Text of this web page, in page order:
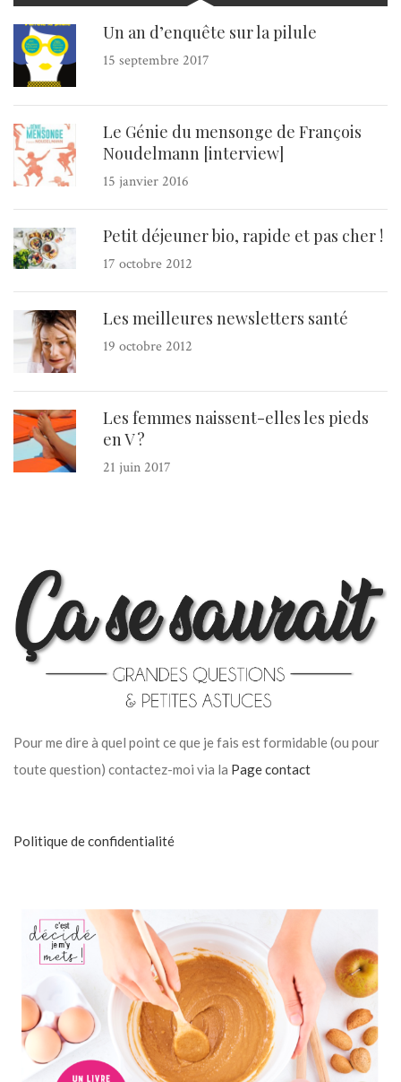
Un an d’enquête sur la pilule
15 septembre 2017
Le Génie du mensonge de François
Noudelmann [interview]
15 janvier 2016
Petit déjeuner bio, rapide et pas cher !
17 octobre 2012
Les meilleures newsletters santé
19 octobre 2012
Les femmes naissent-elles les pieds
en V ?
21 juin 2017
Pour me dire à quel point ce que je fais est formidable (ou pour
toute question) contactez-moi via la Page contact
Politique de confidentialité